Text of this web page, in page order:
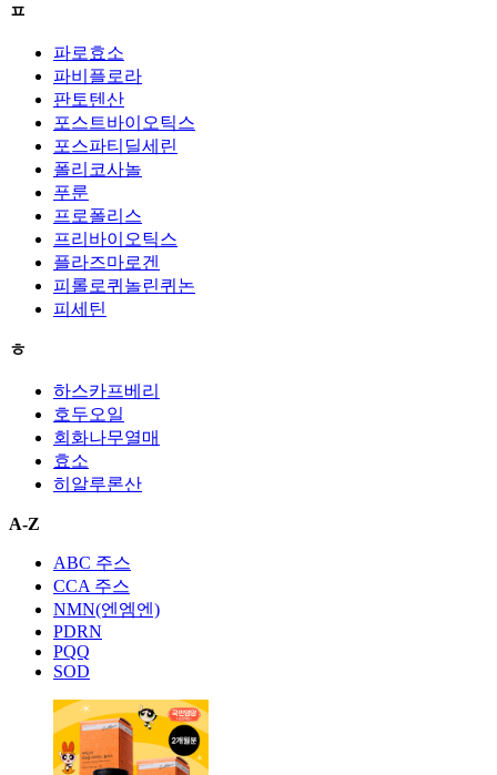
ㅍ
파로효소
파비플로라
판토텐산
포스트바이오틱스
포스파티딜세린
폴리코사놀
푸룬
프로폴리스
프리바이오틱스
플라즈마로겐
피롤로퀴놀린퀴논
피세틴
ㅎ
하스카프베리
호두오일
회화나무열매
효소
히알루론산
A-Z
ABC 주스
CCA 주스
NMN(엔엠엔)
PDRN
PQQ
SOD